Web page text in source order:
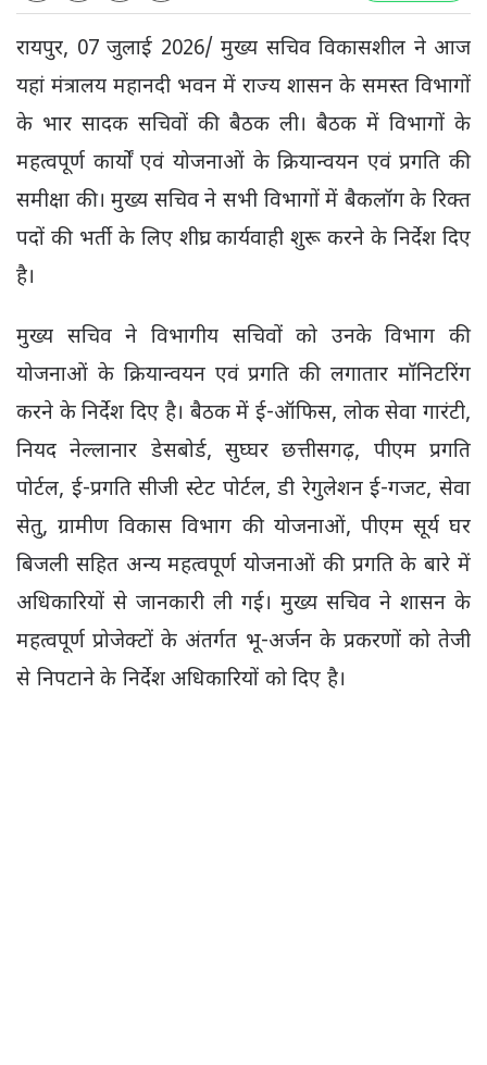
रायपुर, 07 जुलाई 2026/ मुख्य सचिव विकासशील ने आज
यहां मंत्रालय महानदी भवन में राज्य शासन के समस्त विभागों
के भार सादक सचिवों की बैठक ली। बैठक में विभागों के
महत्वपूर्ण कार्यों एवं योजनाओं के क्रियान्वयन एवं प्रगति की
समीक्षा की। मुख्य सचिव ने सभी विभागों में बैकलॉग के रिक्त
पदों की भर्ती के लिए शीघ्र कार्यवाही शुरू करने के निर्देश दिए
है।
मुख्य सचिव ने विभागीय सचिवों को उनके विभाग की
योजनाओं के क्रियान्वयन एवं प्रगति की लगातार मॉनिटरिंग
करने के निर्देश दिए है। बैठक में ई-ऑफिस, लोक सेवा गारंटी,
नियद नेल्लानार डेसबोर्ड, सुघ्घर छत्तीसगढ़, पीएम प्रगति
पोर्टल, ई-प्रगति सीजी स्टेट पोर्टल, डी रेगुलेशन ई-गजट, सेवा
सेतु, ग्रामीण विकास विभाग की योजनाओं, पीएम सूर्य घर
बिजली सहित अन्य महत्वपूर्ण योजनाओं की प्रगति के बारे में
अधिकारियों से जानकारी ली गई। मुख्य सचिव ने शासन के
महत्वपूर्ण प्रोजेक्टों के अंतर्गत भू-अर्जन के प्रकरणों को तेजी
से निपटाने के निर्देश अधिकारियों को दिए है।